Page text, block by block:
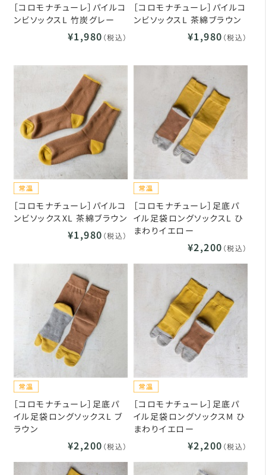
［コロモナチューレ］パイルコ
ンビソックスL 竹炭グレー
¥1,980 （税込）
［コロモナチューレ］パイルコ
ンビソックスL 茶綿ブラウン
¥1,980 （税込）
［コロモナチューレ］パイルコ
ンビソックスXL 茶綿ブラウン
¥1,980 （税込）
［コロモナチューレ］足底パ
イル足袋ロングソックスL ひ
まわりイエロー
¥2,200 （税込）
［コロモナチューレ］足底パ
イル足袋ロングソックスL ブ
ラウン
¥2,200 （税込）
［コロモナチューレ］足底パ
イル足袋ロングソックスM ひ
まわりイエロー
¥2,200 （税込）